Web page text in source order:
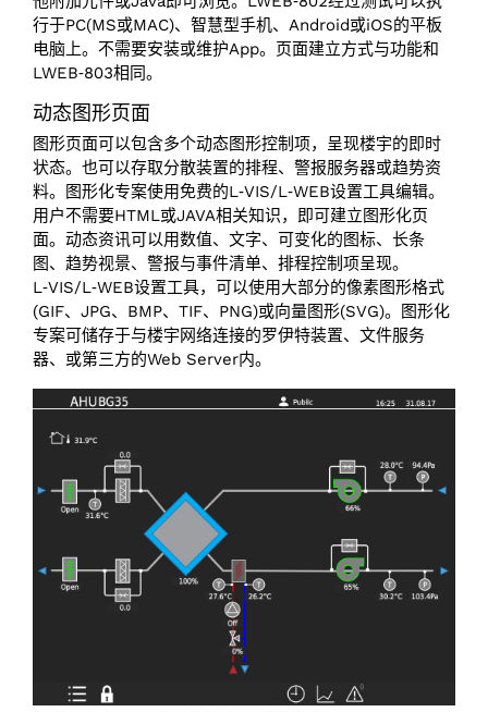
行于PC(MS或MAC)、智慧型手机、Android或iOS的平板
电脑上。不需要安装或维护App。页面建立方式与功能和
LWEB‑803相同。
动态图形页面
图形页面可以包含多个动态图形控制项，呈现楼宇的即时
状态。也可以存取分散装置的排程、警报服务器或趋势资
料。图形化专案使用免费的L‑VIS/L‑WEB设置工具编辑。
用户不需要HTML或JAVA相关知识，即可建立图形化页
面。动态资讯可以用数值、文字、可变化的图标、长条
图、趋势视景、警报与事件清单、排程控制项呈现。
L‑VIS/L‑WEB设置工具，可以使用大部分的像素图形格式
(GIF、JPG、BMP、TIF、PNG)或向量图形(SVG)。图形化
专案可储存于与楼宇网络连接的罗伊特装置、文件服务
器、或第三方的Web Server内。